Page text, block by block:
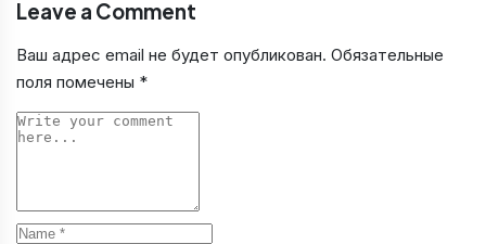
Leave a Comment
Ваш адрес email не будет опубликован. Обязательные
поля помечены *
Comment
Name